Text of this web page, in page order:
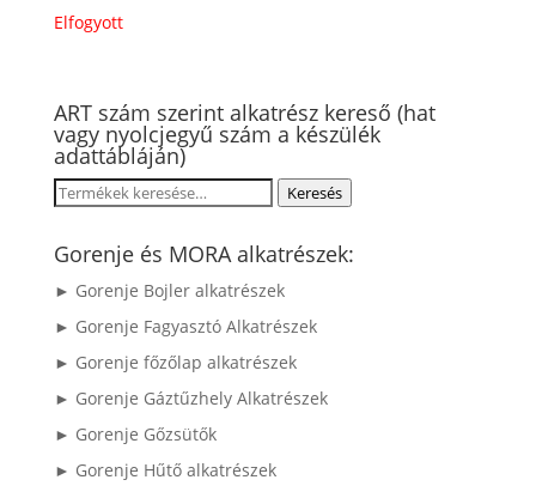
Elfogyott
ART szám szerint alkatrész kereső (hat
vagy nyolcjegyű szám a készülék
adattábláján)
Keresés
következőre:
Keresés
Gorenje és MORA alkatrészek:
► Gorenje Bojler alkatrészek
► Gorenje Fagyasztó Alkatrészek
► Gorenje főzőlap alkatrészek
► Gorenje Gáztűzhely Alkatrészek
► Gorenje Gőzsütők
► Gorenje Hűtő alkatrészek